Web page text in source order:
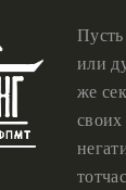
или
же